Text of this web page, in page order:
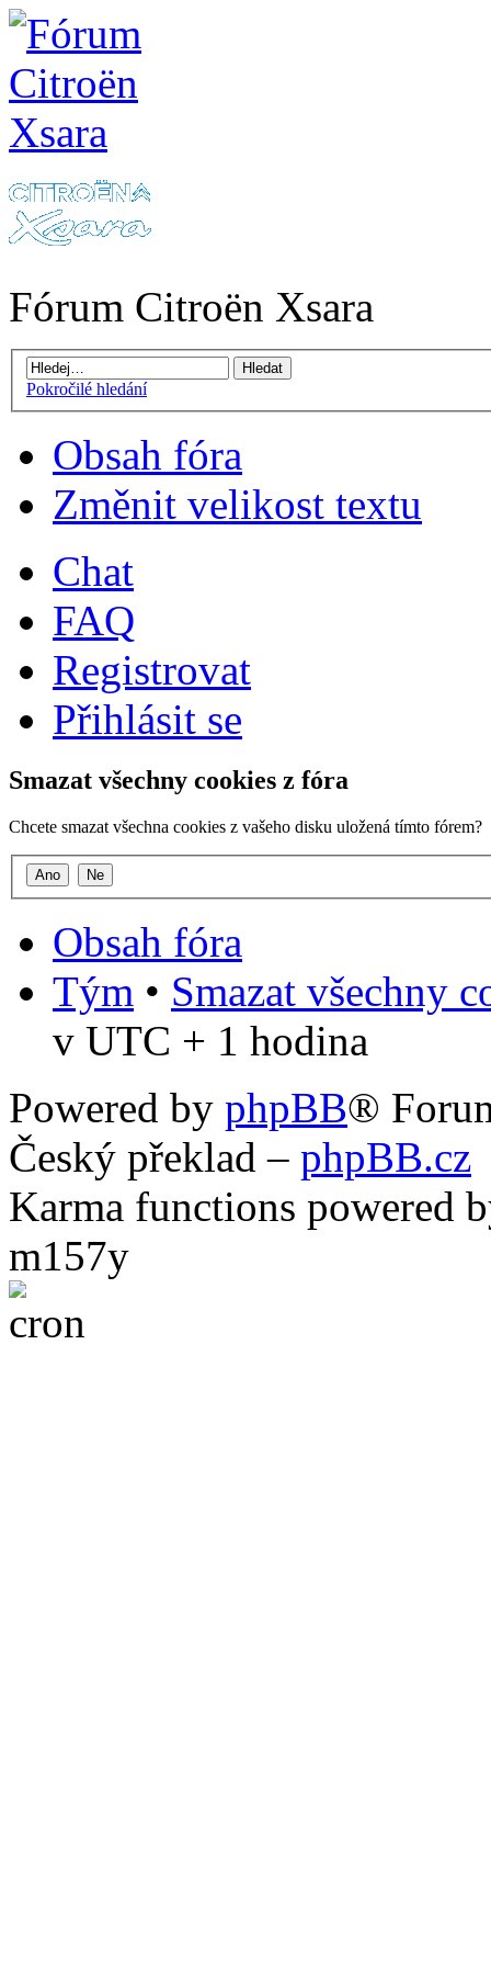
Fórum Citroën Xsara
Pokročilé hledání
Obsah fóra
Změnit velikost textu
Chat
FAQ
Registrovat
Přihlásit se
Smazat všechny cookies z fóra
Chcete smazat všechna cookies z vašeho disku uložená tímto fórem?
Obsah fóra
Tým • Smazat všechny
v UTC + 1 hodina
Powered by phpBB®
Český překlad – phpBB.cz
Karma functions powered
m157y